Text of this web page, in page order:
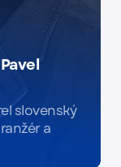
slovenský
a